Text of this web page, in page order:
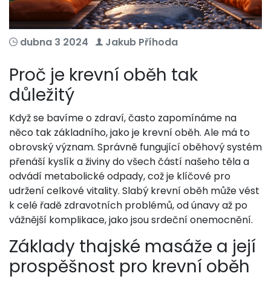
dubna 3 2024 Jakub Příhoda
Proč je krevní oběh tak
důležitý
Když se bavíme o zdraví, často zapomínáme na
něco tak základního, jako je krevní oběh. Ale má to
obrovský význam. Správně fungující oběhový systém
přenáší kyslík a živiny do všech částí našeho těla a
odvádí metabolické odpady, což je klíčové pro
udržení celkové vitality. Slabý krevní oběh může vést
k celé řadě zdravotních problémů, od únavy až po
vážnější komplikace, jako jsou srdeční onemocnění.
Základy thajské masáže a její
prospěšnost pro krevní oběh